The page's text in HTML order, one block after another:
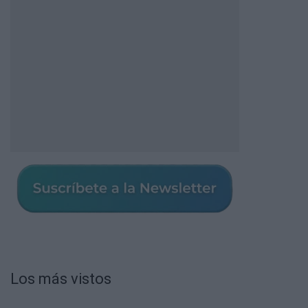
Los más vistos